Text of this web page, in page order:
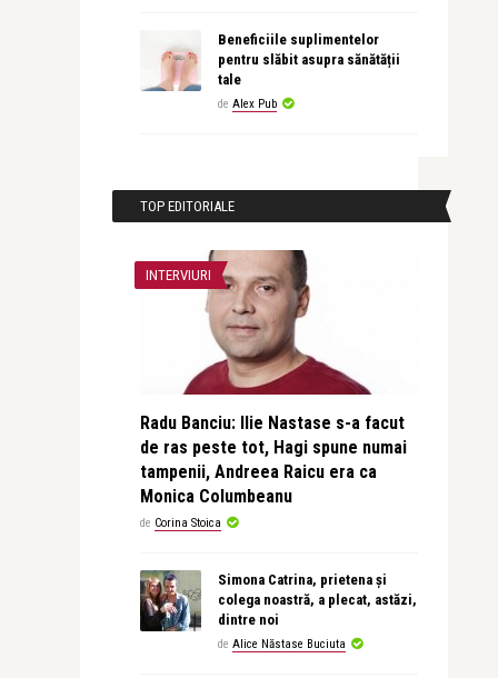
Beneficiile suplimentelor
pentru slăbit asupra sănătății
tale
de Alex Pub
TOP EDITORIALE
INTERVIURI
Radu Banciu: Ilie Nastase s-a facut
de ras peste tot, Hagi spune numai
tampenii, Andreea Raicu era ca
Monica Columbeanu
de Corina Stoica
Simona Catrina, prietena și
colega noastră, a plecat, astăzi,
dintre noi
de Alice Năstase Buciuta